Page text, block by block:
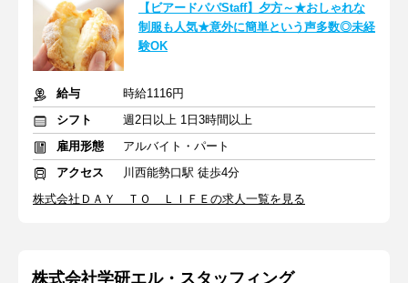
【ビアードパパStaff】夕方～★おしゃれな
制服も人気★意外に簡単という声多数◎未経
験OK
給与
時給1116円
シフト
週2日以上 1日3時間以上
雇用形態
アルバイト・パート
アクセス
川西能勢口駅 徒歩4分
株式会社ＤＡＹ ＴＯ ＬＩＦＥの求人一覧を見る
株式会社学研エル・スタッフィング